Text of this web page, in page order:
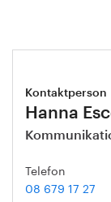
Kontaktperson
Hanna
Telefon
08 679 17 27